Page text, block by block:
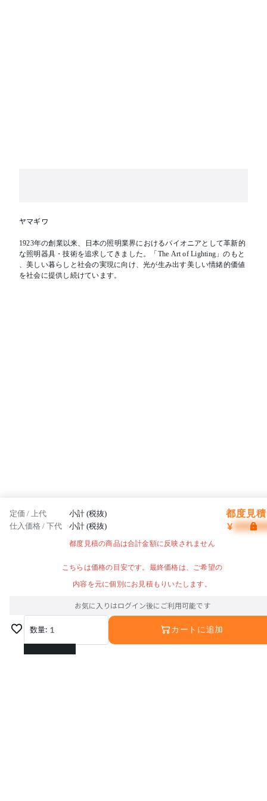
ヤマギワ
1923年の創業以来、日本の照明業界におけるパイオニアとして革新的
な照明器具・技術を追求してきました。「The Art of Lighting」のもと
、美しい暮らしと社会の実現に向け、光が生み出す美しい情緒的価値
を社会に提供し続けています。
定価 / 上代 小計 (税抜) 都度見
仕入価格 / 下代 小計 (税抜) ¥
都度見積の商品は合計金額に反映されません
こちらは価格の目安です。最終価格は、ご希望の
内容を元に個別にお見積もりいたします。
お気に入りはログイン後にご利用可能です
数量: 1
1
カートに追加